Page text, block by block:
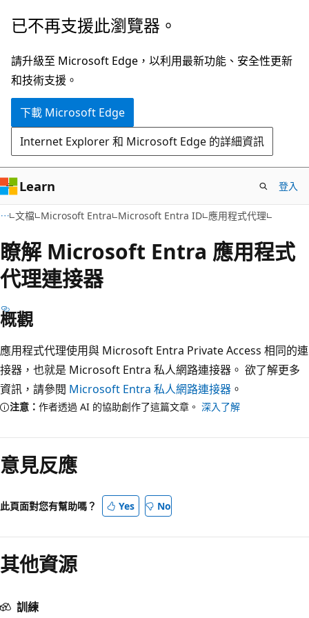
跳
主
要
內
已不再支援此瀏覽器。
請升級至 Microsoft Edge，以利用最新功能、安全性更新
和技術支援。
下載 Microsoft Edge
Internet Explorer 和 Microsoft Edge 的詳細資訊
Learn 登入
文檔 Microsoft Entra Microsoft Entra ID 應用程式代理
瞭解 Microsoft Entra 應用程式
代理連接器
概觀
應用程式代理使用與 Microsoft Entra Private Access 相同的連
接器，也就是 Microsoft Entra 私人網路連接器。 欲了解更多
資訊，請參閱 Microsoft Entra 私人網路連接器 。
注意： 作者透過 AI 的協助創作了這篇文章。 深入了解
讀
模
已
用
意見反應
此頁面對您有幫助嗎？ Yes No
其他資源
訓練